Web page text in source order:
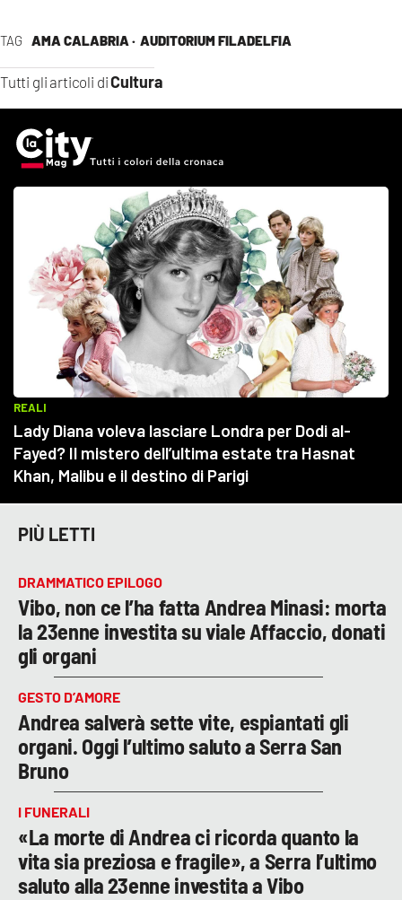
ANDROID
APPLE
TAG AMA CALABRIA · AUDITORIUM FILADELFIA
Tutti gli articoli diCultura
PIÙ LETTI
DRAMMATICO EPILOGO
Vibo, non ce l’ha fatta Andrea Minasi: morta
la 23enne investita su viale Affaccio, donati
gli organi
GESTO D’AMORE
Andrea salverà sette vite, espiantati gli
organi. Oggi l’ultimo saluto a Serra San
Bruno
I FUNERALI
«La morte di Andrea ci ricorda quanto la
vita sia preziosa e fragile», a Serra l’ultimo
saluto alla 23enne investita a Vibo